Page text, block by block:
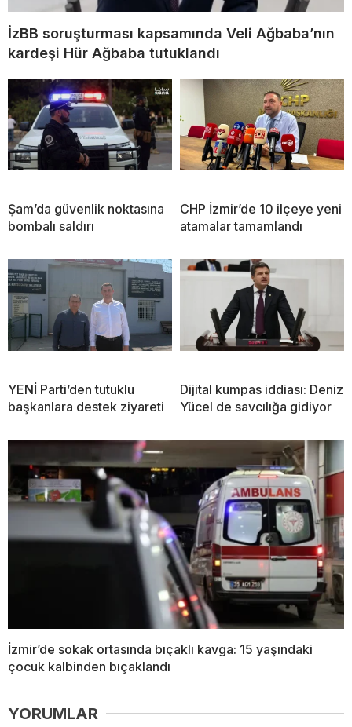
İzBB soruşturması kapsamında Veli Ağbaba’nın
kardeşi Hür Ağbaba tutuklandı
Şam’da güvenlik noktasına
bombalı saldırı
CHP İzmir’de 10 ilçeye yeni
atamalar tamamlandı
YENİ Parti’den tutuklu
başkanlara destek ziyareti
Dijital kumpas iddiası: Deniz
Yücel de savcılığa gidiyor
İzmir’de sokak ortasında bıçaklı kavga: 15 yaşındaki
çocuk kalbinden bıçaklandı
YORUMLAR